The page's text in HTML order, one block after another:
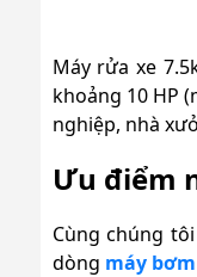
Máy rửa xe
khoảng 10 HP
nghiệp, nhà
Ưu điểm
Cùng chúng
dòng máy